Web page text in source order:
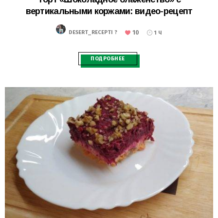
вертикальными коржами: видео-рецепт
DESERT_RECEPTI ? 10 1 Ч
ПОДРОБНЕЕ